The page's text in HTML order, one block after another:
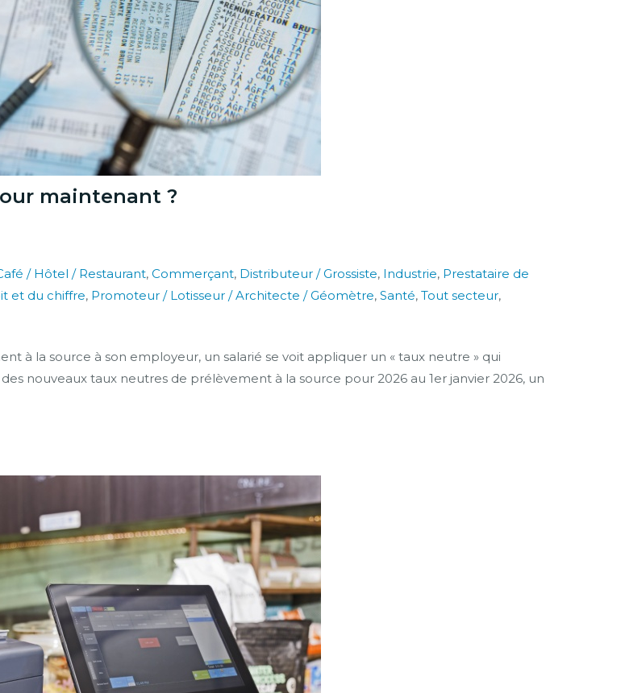
maintenant ?
/ Hôtel / Restaurant, Commerçant, Distributeur / Grossiste, Industrie, Prestataire de
et du chiffre, Promoteur / Lotisseur / Architecte / Géomètre, Santé, Tout secteur,
à la source à son employeur, un salarié se voit appliquer un « taux neutre » qui
nouveaux taux neutres de prélèvement à la source pour 2026 au 1er janvier 2026, un